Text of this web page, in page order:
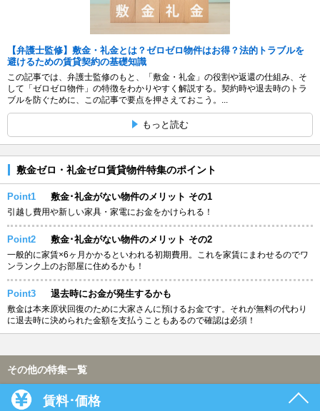
【弁護士監修】敷金・礼金とは？ゼロゼロ物件はお得？法的トラブルを
避けるための賃貸契約の基礎知識
この記事では、弁護士監修のもと、「敷金・礼金」の役割や返還の仕組み、そ
して「ゼロゼロ物件」の特徴をわかりやすく解説する。契約時や退去時のトラ
ブルを防ぐために、この記事で要点を押さえておこう。...
もっと読む
敷金ゼロ・礼金ゼロ賃貸物件特集のポイント
Point1 敷金･礼金がない物件のメリット その1
引越し費用や新しい家具・家電にお金をかけられる！
Point2 敷金･礼金がない物件のメリット その2
一般的に家賃×6ヶ月かかるといわれる初期費用。これを家賃にまわせるのでワ
ンランク上のお部屋に住めるかも！
Point3 退去時にお金が発生するかも
敷金は本来原状回復のために大家さんに預けるお金です。それが無料の代わり
に退去時に決められた金額を支払うこともあるので確認は必須！
その他の特集一覧
賃料･価格